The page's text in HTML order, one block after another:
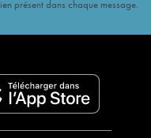
présent dans chaque message.